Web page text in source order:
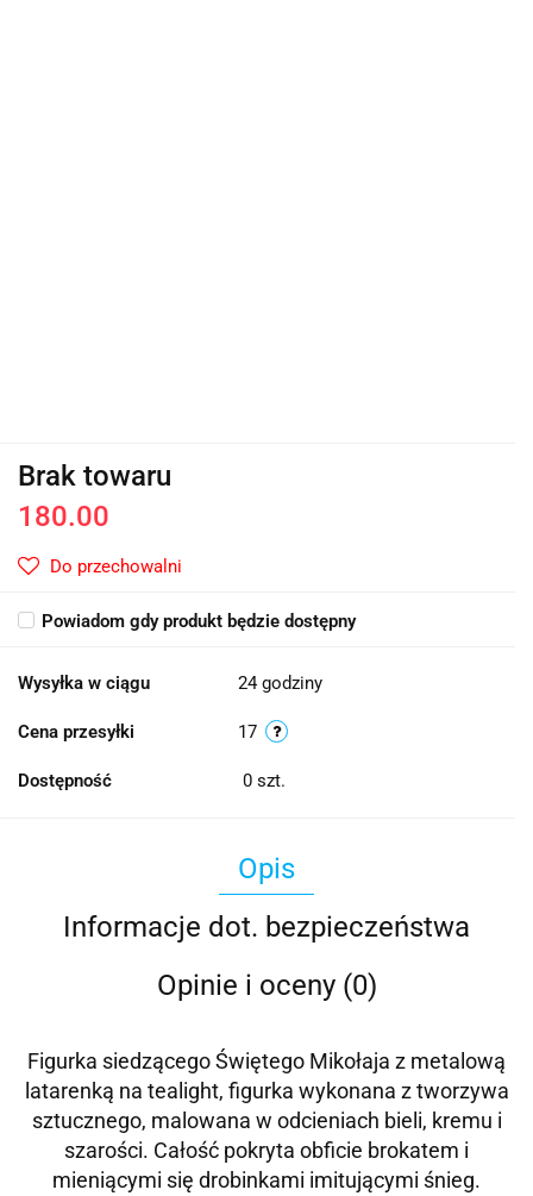
Brak towaru
180.00
Do przechowalni
Powiadom gdy produkt będzie dostępny
Wysyłka w ciągu 24 godziny
Cena przesyłki 17
Dostępność 0 szt.
Opis
Informacje dot. bezpieczeństwa
Opinie i oceny (0)
Figurka siedzącego Świętego Mikołaja z metalową
latarenką na tealight, figurka wykonana z tworzywa
sztucznego, malowana w odcieniach bieli, kremu i
szarości. Całość pokryta obficie brokatem i
mieniącymi się drobinkami imitującymi śnieg.